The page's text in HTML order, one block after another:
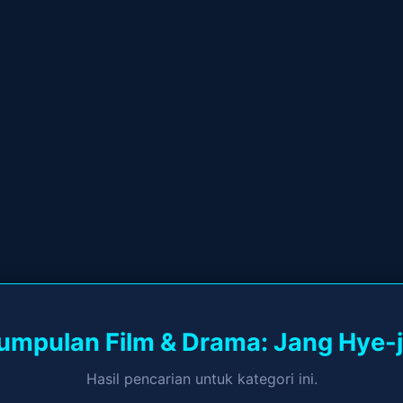
Film & Drama: Jang
Hasil pencarian untuk kategori ini.